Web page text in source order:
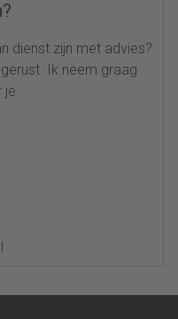
dienst zijn met advies?
Ik neem graag
je.